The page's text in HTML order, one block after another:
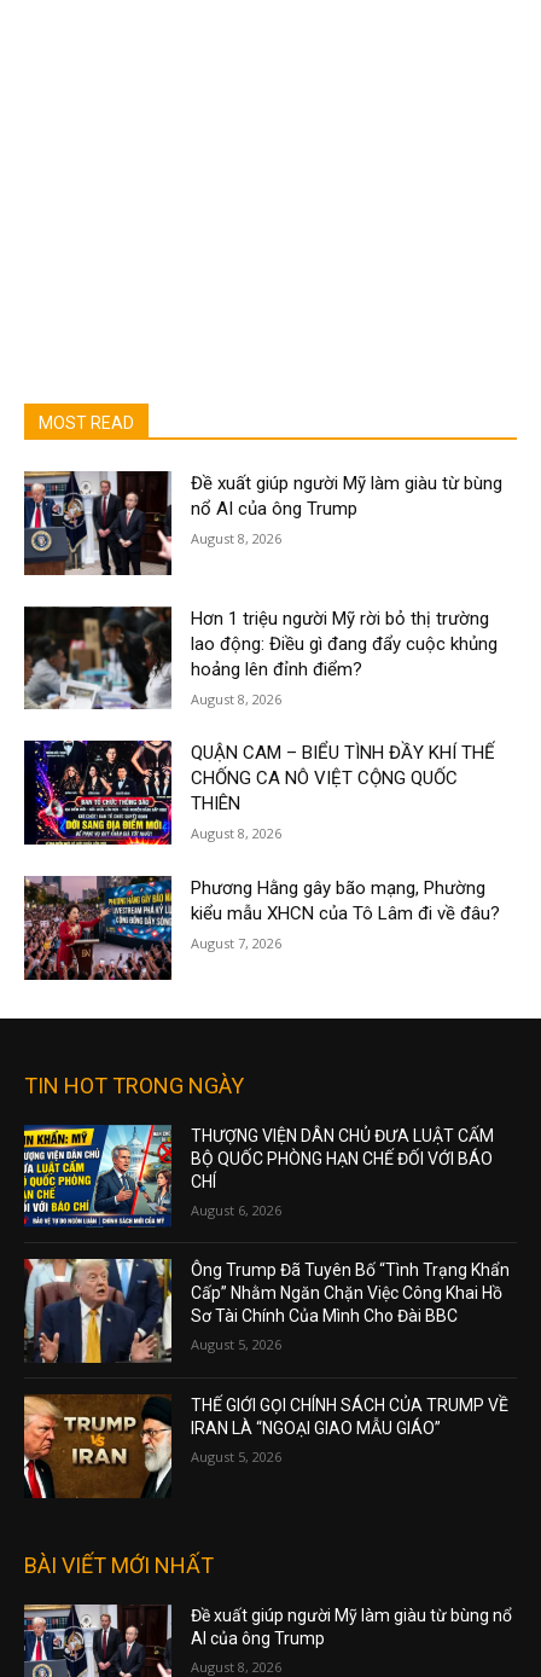
MOST READ
Đề xuất giúp người Mỹ làm giàu từ bùng
nổ AI của ông Trump
August 8, 2026
Hơn 1 triệu người Mỹ rời bỏ thị trường
lao động: Điều gì đang đẩy cuộc khủng
hoảng lên đỉnh điểm?
August 8, 2026
QUẬN CAM – BIỂU TÌNH ĐẦY KHÍ THẾ
CHỐNG CA NÔ VIỆT CỘNG QUỐC
THIÊN
August 8, 2026
Phương Hằng gây bão mạng, Phường
kiểu mẫu XHCN của Tô Lâm đi về đâu?
August 7, 2026
TIN HOT TRONG NGÀY
THƯỢNG VIỆN DÂN CHỦ ĐƯA LUẬT CẤM
BỘ QUỐC PHÒNG HẠN CHẾ ĐỐI VỚI BÁO
CHÍ
August 6, 2026
Ông Trump Đã Tuyên Bố “Tình Trạng Khẩn
Cấp” Nhằm Ngăn Chặn Việc Công Khai Hồ
Sơ Tài Chính Của Mình Cho Đài BBC
August 5, 2026
THẾ GIỚI GỌI CHÍNH SÁCH CỦA TRUMP VỀ
IRAN LÀ “NGOẠI GIAO MẪU GIÁO”
August 5, 2026
BÀI VIẾT MỚI NHẤT
Đề xuất giúp người Mỹ làm giàu từ bùng nổ
AI của ông Trump
August 8, 2026